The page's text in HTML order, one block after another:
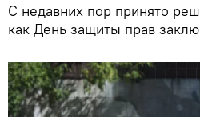
С недавних пор принято
как День защиты прав